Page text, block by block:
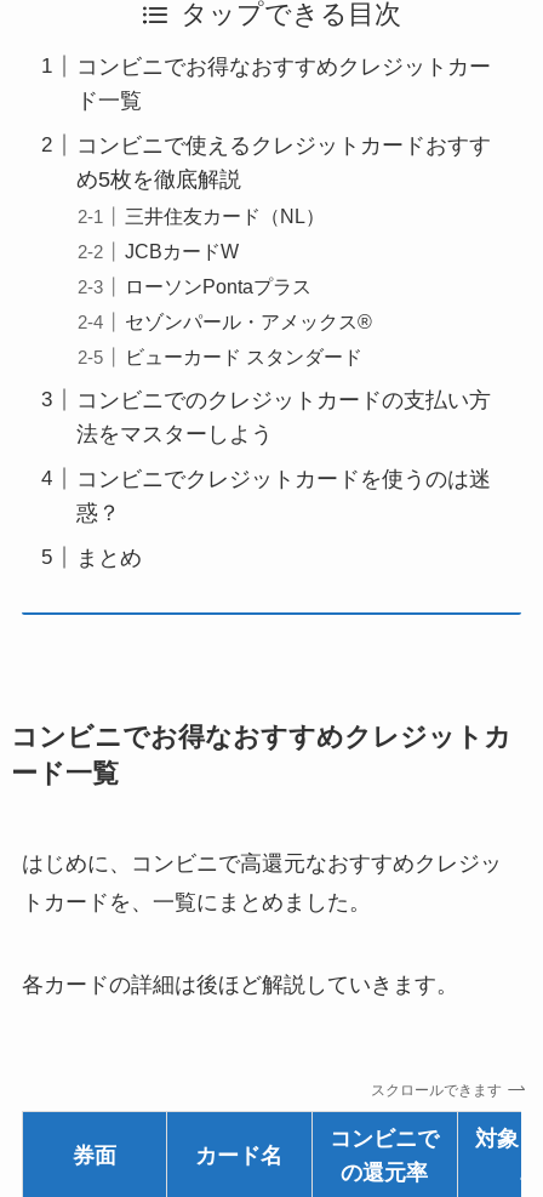
タップできる目次
コンビニでお得なおすすめクレジットカー
ド一覧
コンビニで使えるクレジットカードおすす
め5枚を徹底解説
三井住友カード（NL）
JCBカードW
ローソンPontaプラス
セゾンパール・アメックス®
ビューカード スタンダード
コンビニでのクレジットカードの支払い方
法をマスターしよう
コンビニでクレジットカードを使うのは迷
惑？
まとめ
コンビニでお得なおすすめクレジットカ
ード一覧
はじめに、コンビニで高還元なおすすめクレジッ
トカードを、一覧にまとめました。
各カードの詳細は後ほど解説していきます。
スクロールできます
券面 カード名
コンビニで
の還元率
対象
ニ